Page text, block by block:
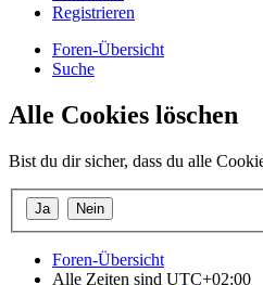
Registrieren
Foren-Übersicht
Suche
Alle Cookies löschen
Bist du dir sicher, dass du alle
Foren-Übersicht
Alle Zeiten sind UTC+02:00